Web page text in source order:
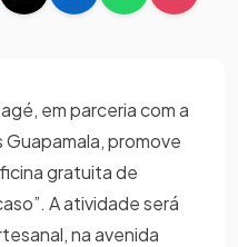
em parceria com a
promove
gratuita de
A atividade será
na avenida